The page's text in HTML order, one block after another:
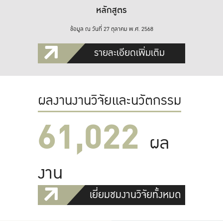
หลักสูตร
ข้อมูล ณ วันที่ 27 ตุลาคม พ.ศ. 2568
รายละเอียดเพิ่มเติม
ผลงานงานวิจัยและนวัตกรรม
61,022 ผล
งาน
เยี่ยมชมงานวิจัยทั้งหมด